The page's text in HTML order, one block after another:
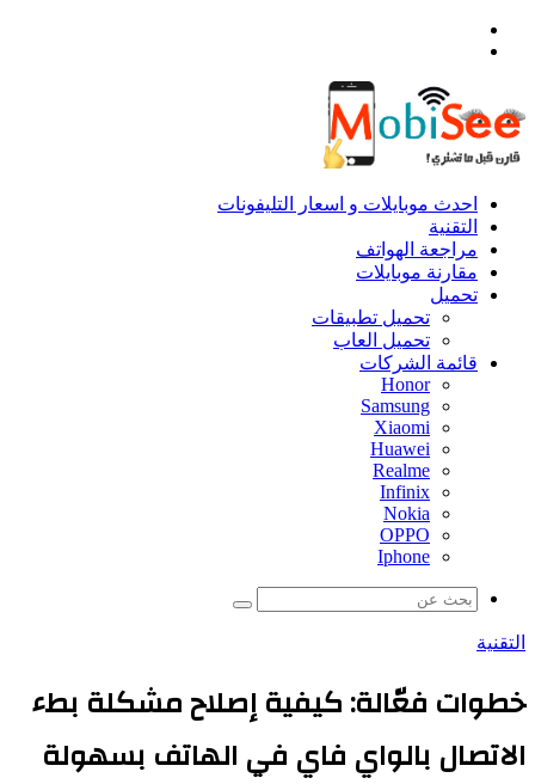
احدث موبايلات و اسعار التليفونات
التقنية
مراجعة الهواتف
مقارنة موبايلات
تحميل
تحميل تطبيقات
تحميل العاب
قائمة الشركات
Honor
Samsung
Xiaomi
Huawei
Realme
Infinix
Nokia
OPPO
Iphone
بحث
التقنية
خطوات فعّالة: كيفية إصلاح مشكلة بطء
الاتصال بالواي فاي في الهاتف بسهولة